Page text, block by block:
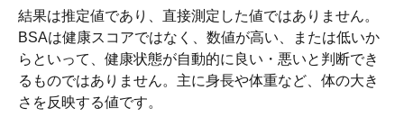
結果は推定値であり、直接測定した値ではありません。
BSAは健康スコアではなく、数値が高い、または低いか
らといって、健康状態が自動的に良い・悪いと判断でき
るものではありません。主に身長や体重など、体の大き
さを反映する値です。